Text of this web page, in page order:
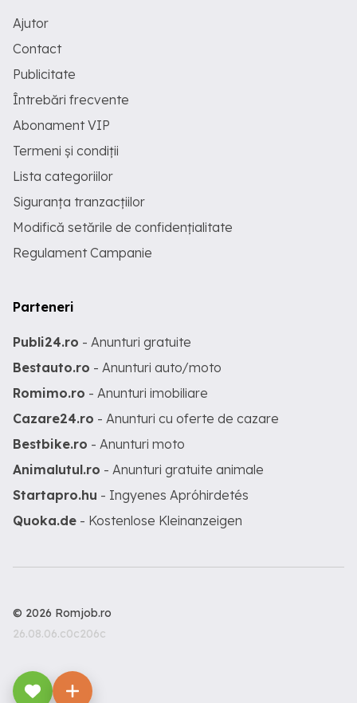
Ajutor
Contact
Publicitate
Întrebări frecvente
Abonament VIP
Termeni și condiții
Lista categoriilor
Siguranța tranzacțiilor
Modifică setările de confidențialitate
Regulament Campanie
Parteneri
Publi24.ro - Anunturi gratuite
Bestauto.ro - Anunturi auto/moto
Romimo.ro - Anunturi imobiliare
Cazare24.ro - Anunturi cu oferte de cazare
Bestbike.ro - Anunturi moto
Animalutul.ro - Anunturi gratuite animale
Startapro.hu - Ingyenes Apróhirdetés
Quoka.de - Kostenlose Kleinanzeigen
© 2026 Romjob.ro
26.08.06.c0c206c